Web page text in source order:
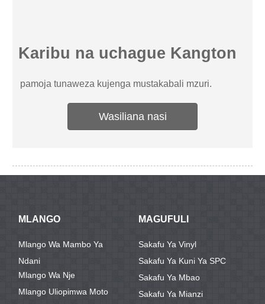
Karibu na uchague Kangton
pamoja tunaweza kujenga mustakabali mzuri.
Wasiliana nasi
MLANGO
Mlango Wa Mambo Ya
Ndani
Mlango Wa Nje
Mlango Uliopimwa Moto
MAGUFULI
Sakafu Ya Vinyl
Sakafu Ya Kuni Ya SPC
Sakafu Ya Mbao
Sakafu Ya Mianzi